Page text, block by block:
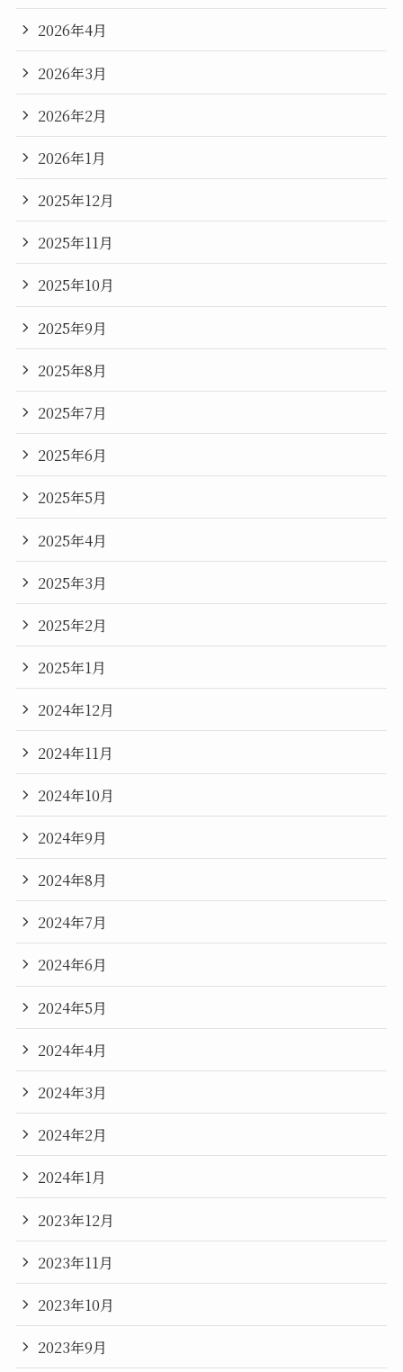
2026年4月
2026年3月
2026年2月
2026年1月
2025年12月
2025年11月
2025年10月
2025年9月
2025年8月
2025年7月
2025年6月
2025年5月
2025年4月
2025年3月
2025年2月
2025年1月
2024年12月
2024年11月
2024年10月
2024年9月
2024年8月
2024年7月
2024年6月
2024年5月
2024年4月
2024年3月
2024年2月
2024年1月
2023年12月
2023年11月
2023年10月
2023年9月